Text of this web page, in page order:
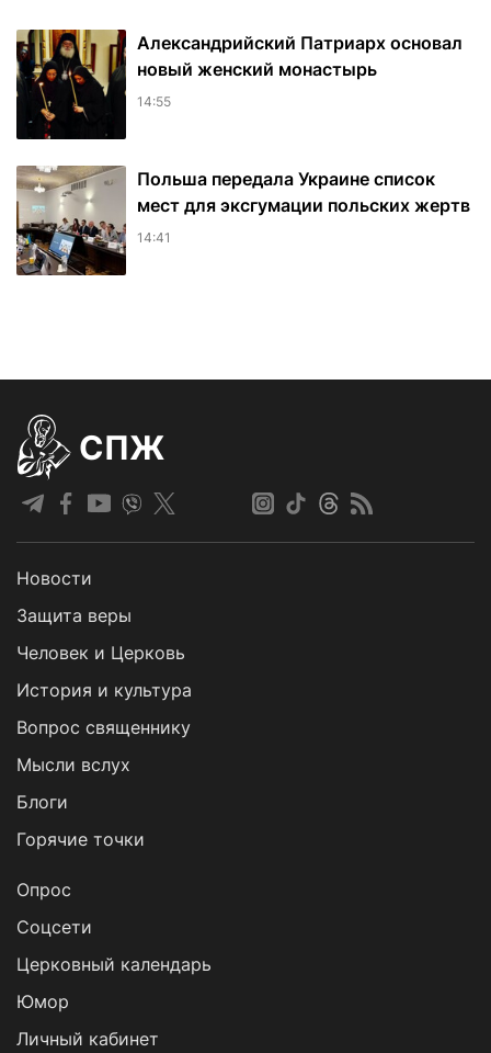
Александрийский Патриарх основал
новый женский монастырь
14:55
Польша передала Украине список
мест для эксгумации польских жертв
14:41
СПЖ
Новости
Защита веры
Человек и Церковь
История и культура
Вопрос священнику
Мысли вслух
Блоги
Горячие точки
Опрос
Cоцсети
Церковный календарь
Юмор
Личный кабинет